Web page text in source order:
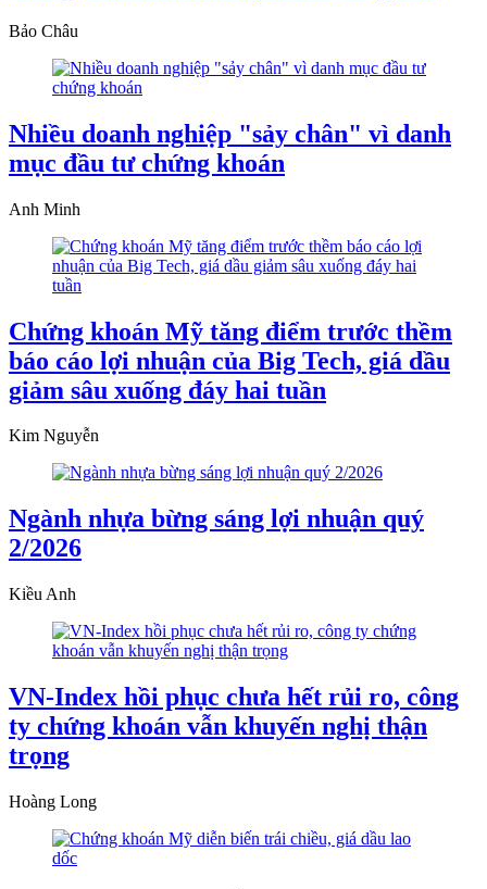
Bảo Châu
Nhiều doanh nghiệp "sảy chân" vì danh
mục đầu tư chứng khoán
Anh Minh
Chứng khoán Mỹ tăng điểm trước thềm
báo cáo lợi nhuận của Big Tech, giá dầu
giảm sâu xuống đáy hai tuần
Kim Nguyễn
Ngành nhựa bừng sáng lợi nhuận quý
2/2026
Kiều Anh
VN-Index hồi phục chưa hết rủi ro, công
ty chứng khoán vẫn khuyến nghị thận
trọng
Hoàng Long